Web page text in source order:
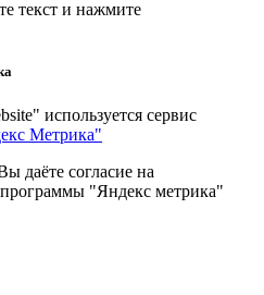
текст и нажмите
используется сервис
Метрика"
даёте согласие на
"Яндекс метрика"